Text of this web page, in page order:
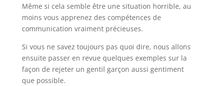
Même si cela semble être une situation horrible, au
moins vous apprenez des compétences de
communication vraiment précieuses.
Si vous ne savez toujours pas quoi dire, nous allons
ensuite passer en revue quelques exemples sur la
façon de rejeter un gentil garçon aussi gentiment
que possible.